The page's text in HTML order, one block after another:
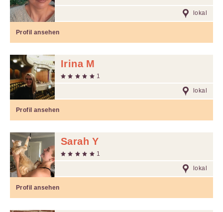
lokal
Profil ansehen
Irina M
1
lokal
Profil ansehen
Sarah Y
1
lokal
Profil ansehen